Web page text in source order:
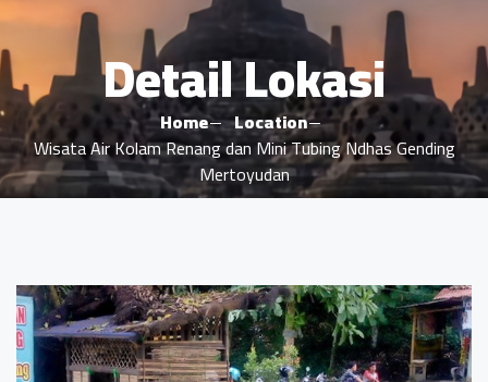
Detail Lokasi
Home
Location
Wisata Air Kolam Renang dan Mini Tubing Ndhas Gending
Mertoyudan